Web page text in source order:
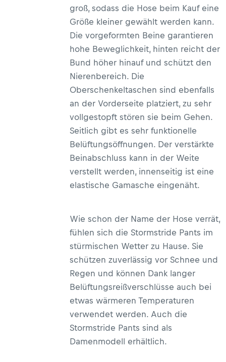
groß, sodass die Hose beim Kauf eine
Größe kleiner gewählt werden kann.
Die vorgeformten Beine garantieren
hohe Beweglichkeit, hinten reicht der
Bund höher hinauf und schützt den
Nierenbereich. Die
Oberschenkeltaschen sind ebenfalls
an der Vorderseite platziert, zu sehr
vollgestopft stören sie beim Gehen.
Seitlich gibt es sehr funktionelle
Belüftungsöffnungen. Der verstärkte
Beinabschluss kann in der Weite
verstellt werden, innenseitig ist eine
elastische Gamasche eingenäht.
Wie schon der Name der Hose verrät,
fühlen sich die Stormstride Pants im
stürmischen Wetter zu Hause. Sie
schützen zuverlässig vor Schnee und
Regen und können Dank langer
Belüftungsreißverschlüsse auch bei
etwas wärmeren Temperaturen
verwendet werden. Auch die
Stormstride Pants sind als
Damenmodell erhältlich.